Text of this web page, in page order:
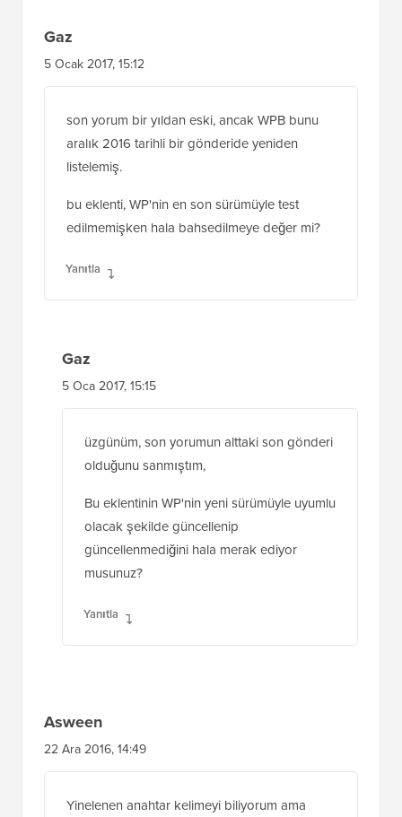
Gaz
5 Ocak 2017, 15:12
son yorum bir yıldan eski, ancak WPB bunu
aralık 2016 tarihli bir gönderide yeniden
listelemiş.
bu eklenti, WP'nin en son sürümüyle test
edilmemişken hala bahsedilmeye değer mi?
Yanıtla
Gaz
5 Oca 2017, 15:15
üzgünüm, son yorumun alttaki son gönderi
olduğunu sanmıştım,
Bu eklentinin WP'nin yeni sürümüyle uyumlu
olacak şekilde güncellenip
güncellenmediğini hala merak ediyor
musunuz?
Yanıtla
Asween
22 Ara 2016, 14:49
Yinelenen anahtar kelimeyi biliyorum ama